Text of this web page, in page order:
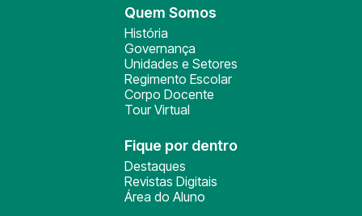
Quem Somos
História
Governança
Unidades e Setores
Regimento Escolar
Corpo Docente
Tour Virtual
Fique por dentro
Destaques
Revistas Digitais
Área do Aluno